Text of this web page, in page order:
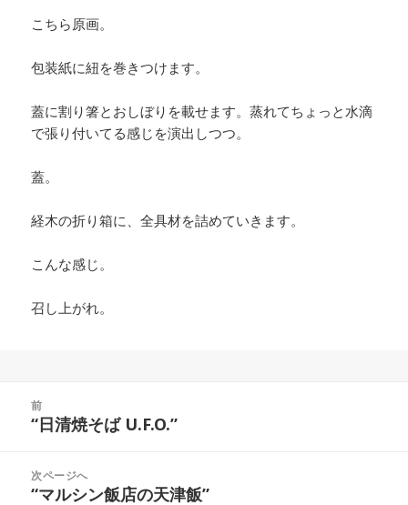
こちら原画。
包装紙に紐を巻きつけます。
蓋に割り箸とおしぼりを載せます。蒸れてちょっと水滴
で張り付いてる感じを演出しつつ。
蓋。
経木の折り箱に、全具材を詰めていきます。
こんな感じ。
召し上がれ。
前
前
投
稿:
“日清焼そば U.F.O.”
次ページへ
次
“マルシン飯店の天津飯”